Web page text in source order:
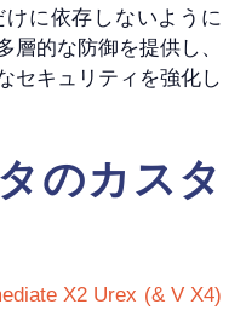
に依存しないように
層的な防御を提供し、
セキュリティを強化し
のカスタ
X2 Urex (& V X4)